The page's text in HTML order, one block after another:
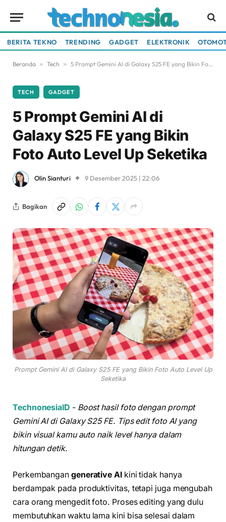
BERITA TEKNO TRENDING GADGET ELEKTRONIK
Beranda » Tech » 5 Prompt Gemini AI di Galaxy S25 FE yang Bikin Foto Auto Level Up Seketika
TECH GADGET
5 Prompt Gemini AI di
Galaxy S25 FE yang Bikin
Foto Auto Level Up Seketika
Olin Sianturi 9 Desember 2025 | 22:06
Bagikan
Prompt Gemini AI di Galaxy S25 FE yang Bikin Foto Auto Level Up
Seketika
TechnonesiaID - Boost hasil foto dengan prompt
Gemini AI di Galaxy S25 FE. Tips edit foto AI yang
bikin visual kamu auto naik level hanya dalam
hitungan detik.
Perkembangan generative AIkini tidak hanya
berdampak pada produktivitas, tetapi juga mengubah
cara orang mengedit foto. Proses editing yang dulu
membutuhkan waktu lama kini bisa selesai dalam